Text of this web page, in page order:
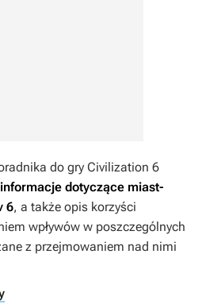
do gry Civilization 6
dotyczące miast-
6, a także opis korzyści
wpływów w poszczególnych
z przejmowaniem nad nimi